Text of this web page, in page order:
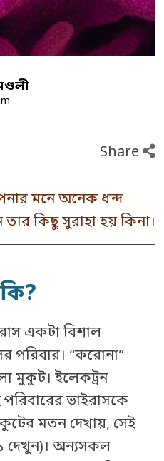
Share
মনে অনেক ধন্দ
কিছু সুরাহা হয় কিনা।
একটা বিশাল
পরিবার। “করোনা”
মুকুট। ইলেকট্রন
ভাইরাসকে
মতন দেখায়, সেই
দেখুন)। অন্যসকল